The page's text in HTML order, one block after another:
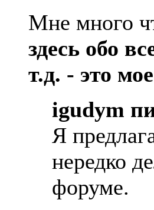
Мне много
здесь обо
т.д. - это
igudym
Я
нередко
форуме.